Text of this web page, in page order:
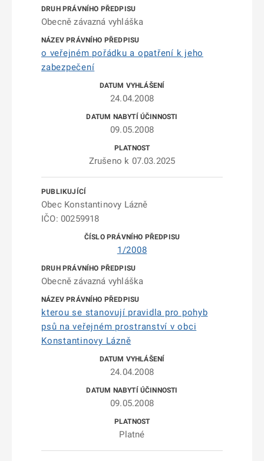
Obecně závazná vyhláška
o veřejném pořádku a opatření k jeho
zabezpečení
24.04.2008
09.05.2008
Zrušeno k 07.03.2025
Obec Konstantinovy Lázně
IČO: 00259918
1/2008
Obecně závazná vyhláška
kterou se stanovují pravidla pro pohyb
psů na veřejném prostranství v obci
Konstantinovy Lázně
24.04.2008
09.05.2008
Platné